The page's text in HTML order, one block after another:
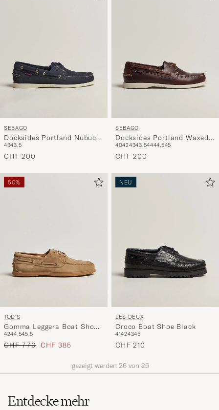
SEBAGO
Docksides Portland Nubuck
Boat Shoe Blue Navy
4343,5
CHF 200
SEBAGO
Docksides Portland Waxed
Boat Shoe Dark Brown
40424343,54444,545
CHF 200
50%
TOD'S
Gomma Leggera Boat Shoe
Chestnut Suede
4244,545,5
Regulärer Preis
CHF 770 Reduzierter Preis
CHF 385
NEU
LES DEUX
Croco Boat Shoe Black
41424345
CHF 210
gezeigt werden 26 von 26
Entdecke mehr